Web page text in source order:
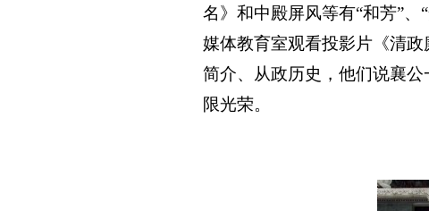
名》和中殿屏风等有“和芳”、
媒体教育室观看投影片《清
简介、从政历史，他们说襄
限光荣。